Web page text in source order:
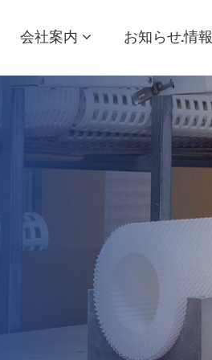
会社案内 お知らせ·情報